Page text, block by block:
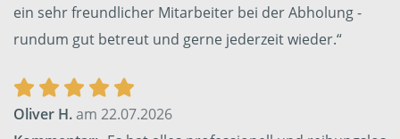
ein sehr freundlicher Mitarbeiter bei der Abholung -
rundum gut betreut und gerne jederzeit wieder.“
Oliver H.am 22.07.2026